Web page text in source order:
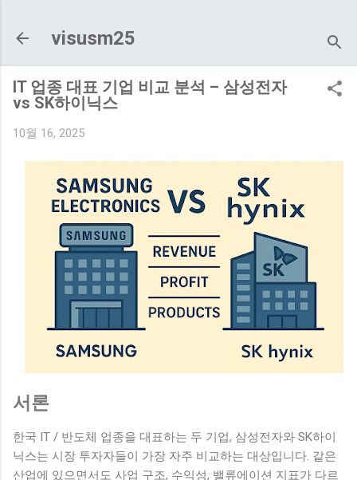
visusm25
IT 업종 대표 기업 비교 분석 – 삼성전자
vs SK하이닉스
10월 16, 2025
서론
한국 IT / 반도체 업종을 대표하는 두 기업, 삼성전자와 SK하이
닉스는 시장 투자자들이 가장 자주 비교하는 대상입니다. 같은
산업에 있으면서도 사업 구조, 수익성, 밸류에이션 지표가 다르